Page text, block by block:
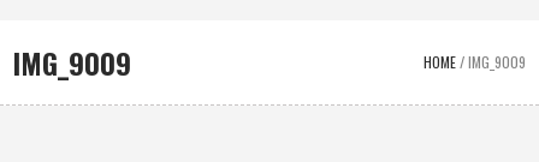
IMG_9009 HOME/IMG_9009